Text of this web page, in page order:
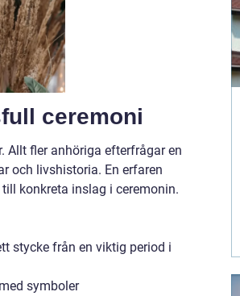
ceremoni
Allt fler anhöriga efterfrågar en
och livshistoria. En erfaren
konkreta inslag i ceremonin.
stycke från en viktig period i
symboler